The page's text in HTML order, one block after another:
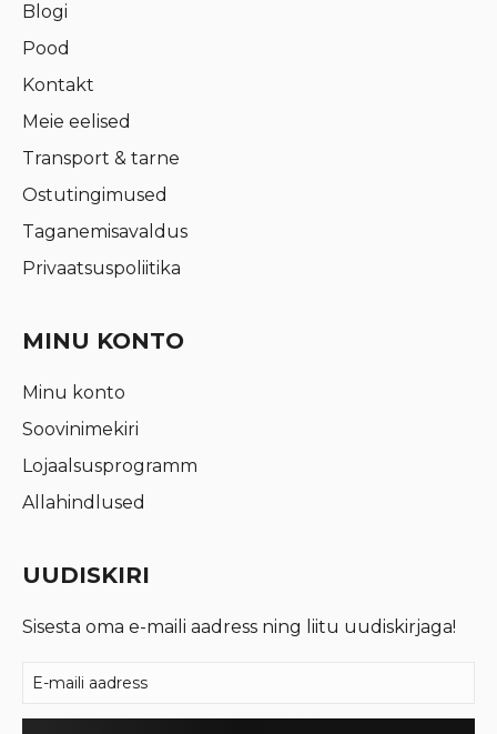
Blogi
Pood
Kontakt
Meie eelised
Transport & tarne
Ostutingimused
Taganemisavaldus
Privaatsuspoliitika
MINU KONTO
Minu konto
Soovinimekiri
Lojaalsusprogramm
Allahindlused
UUDISKIRI
Sisesta oma e-maili aadress ning liitu uudiskirjaga!